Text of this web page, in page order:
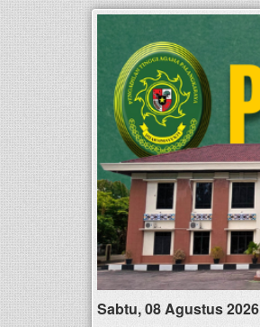
Sabtu, 08 Agustus 2026